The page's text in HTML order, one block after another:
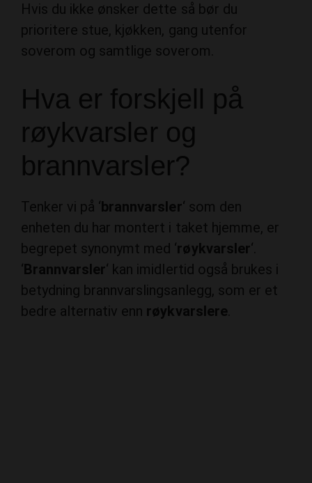
Hvis du ikke ønsker dette så bør du
prioritere stue, kjøkken, gang utenfor
soverom og samtlige soverom.
Hva er forskjell på
røykvarsler og
brannvarsler?
Tenker vi på ‘brannvarsler‘ som den
enheten du har montert i taket hjemme, er
begrepet synonymt med ‘røykvarsler‘.
‘Brannvarsler‘ kan imidlertid også brukes i
betydning brannvarslingsanlegg, som er et
bedre alternativ enn røykvarslere